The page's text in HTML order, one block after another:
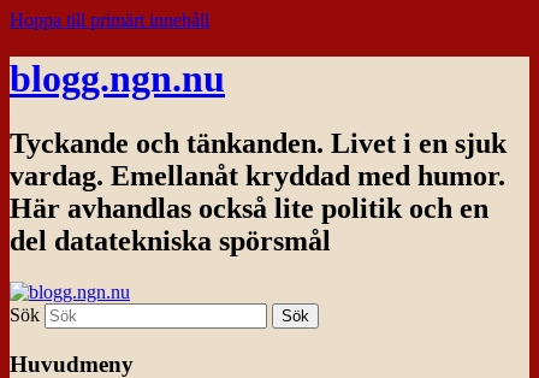
Hoppa till primärt innehåll
blogg.ngn.nu
Tyckande och tänkanden. Livet i en sjuk
vardag. Emellanåt kryddad med humor.
Här avhandlas också lite politik och en
del datatekniska spörsmål
Sök
Huvudmeny